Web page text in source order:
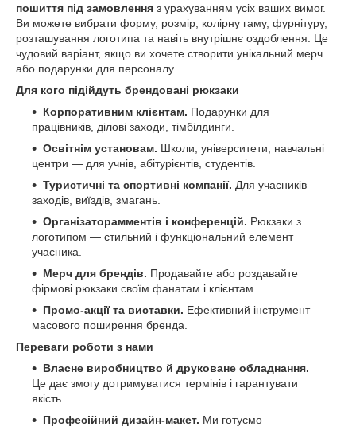
пошиття під замовлення з урахуванням усіх ваших вимог.
Ви можете вибрати форму, розмір, колірну гаму, фурнітуру,
розташування логотипа та навіть внутрішнє оздоблення. Це
чудовий варіант, якщо ви хочете створити унікальний мерч
або подарунки для персоналу.
Для кого підійдуть брендовані рюкзаки
Корпоративним клієнтам. Подарунки для
працівників, ділові заходи, тімбілдинги.
Освітнім установам. Школи, університети, навчальні
центри — для учнів, абітурієнтів, студентів.
Туристичні та спортивні компанії. Для учасників
заходів, виїздів, змагань.
Організаторамментів і конференцій. Рюкзаки з
логотипом — стильний і функціональний елемент
учасника.
Мерч для брендів. Продавайте або роздавайте
фірмові рюкзаки своїм фанатам і клієнтам.
Промо-акції та виставки. Ефективний інструмент
масового поширення бренда.
Переваги роботи з нами
Власне виробництво й друковане обладнання.
Це дає змогу дотримуватися термінів і гарантувати
якість.
Професійний дизайн-макет. Ми готуємо